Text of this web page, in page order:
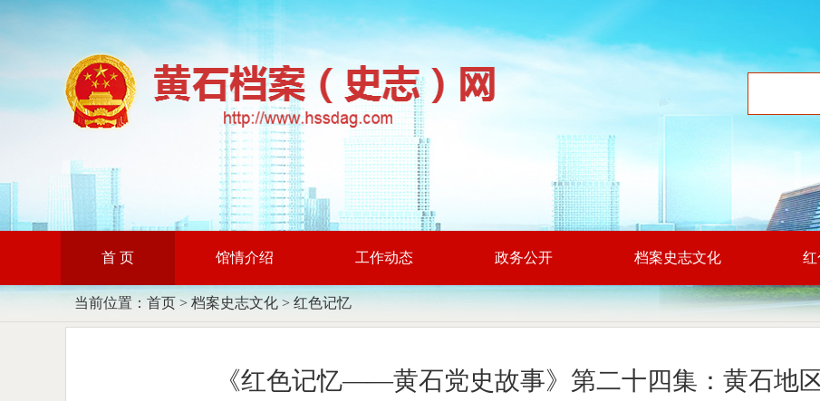
首 页 馆情介绍 工作动态 政务公开 档案史志文化 红
当前位置： 首页> 档案史志文化> 红色记忆
《红色记忆——黄石党史故事》第二十四集：黄石地